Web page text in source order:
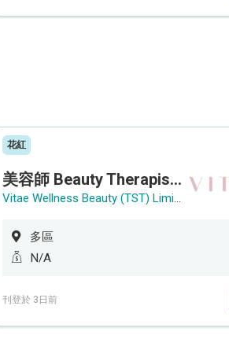
花紅
美容師 Beauty Therapist (銅鑼灣 / 尖沙咀)
Vitae Wellness Beauty (TST) Limited
多區
N/A
刊登於 3日前